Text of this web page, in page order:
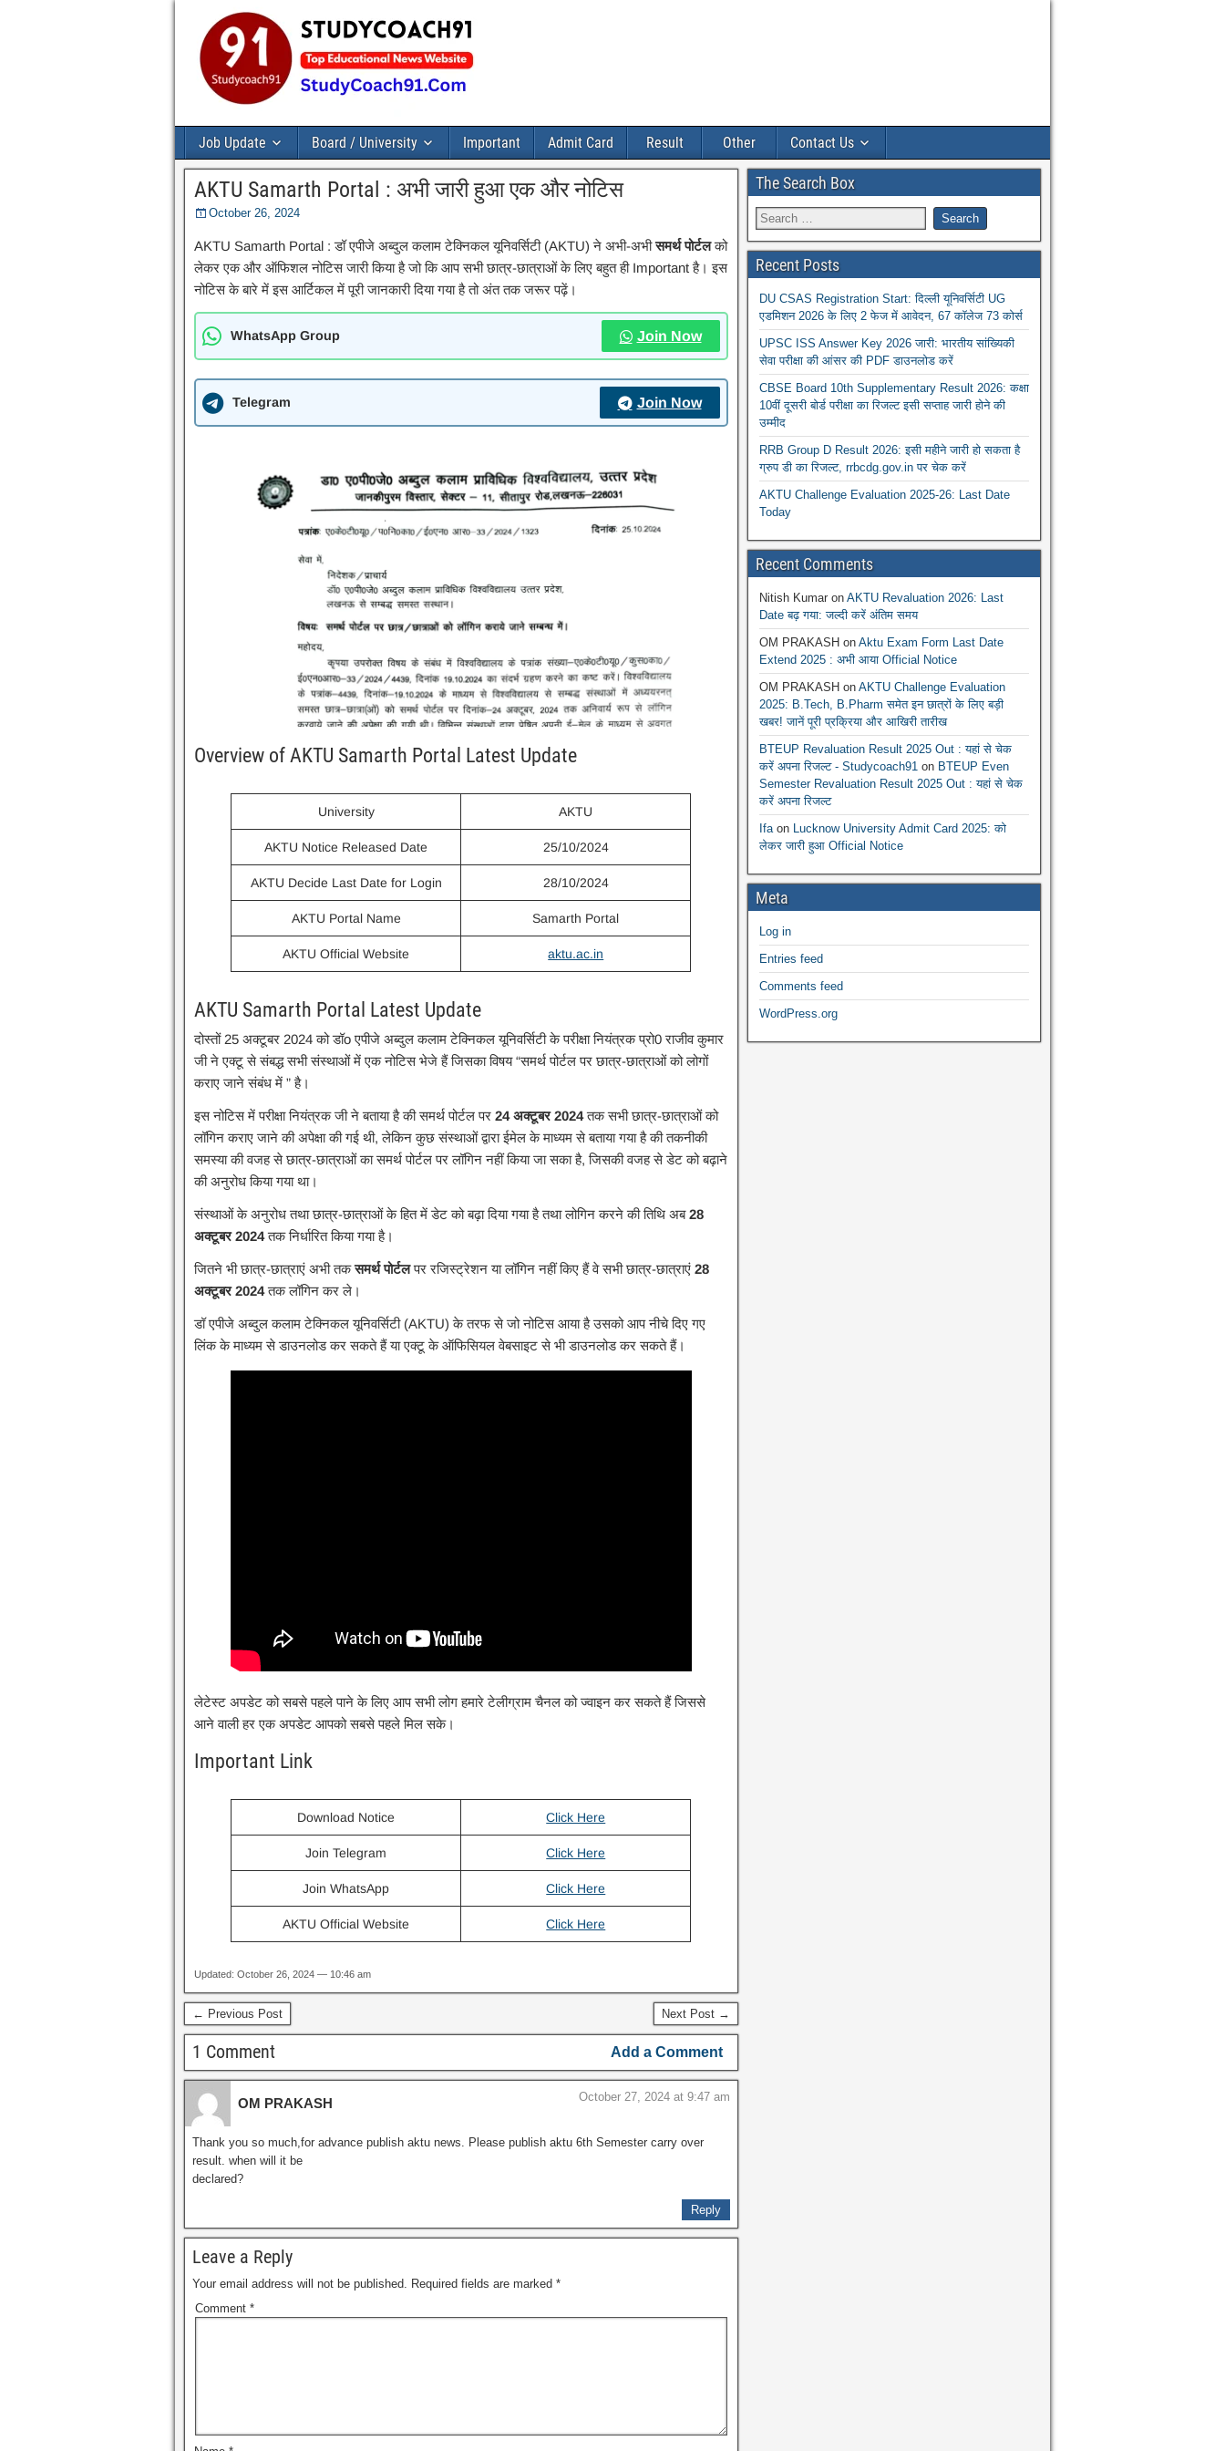
Job Update Board / University Important Admit Card Result Other Contact Us
AKTU Samarth Portal : अभी जारी हुआ एक और नोटिस
October 26, 2024
AKTU Samarth Portal : डॉ एपीजे अब्दुल कलाम टेक्निकल यूनिवर्सिटी (AKTU) ने अभी-अभीसमर्थ पोर्टलको
लेकर एक और ऑफिशल नोटिस जारी किया है जो कि आप सभी छात्र-छात्राओं के लिए बहुत ही Important है। इस
नोटिस के बारे में इस आर्टिकल में पूरी जानकारी दिया गया है तो अंत तक जरूर पढ़ें।
WhatsApp Group Join Now
Telegram Join Now
Overview of AKTU Samarth Portal Latest Update
University AKTU
AKTU Notice Released Date 25/10/2024
AKTU Decide Last Date for Login 28/10/2024
AKTU Portal Name Samarth Portal
AKTU Official Website aktu.ac.in
AKTU Samarth Portal Latest Update
दोस्तों 25 अक्टूबर 2024 को डॉo एपीजे अब्दुल कलाम टेक्निकल यूनिवर्सिटी के परीक्षा नियंत्रक प्रो0 राजीव कुमार
जी ने एक्टू से संबद्ध सभी संस्थाओं में एक नोटिस भेजे हैं जिसका विषय “समर्थ पोर्टल पर छात्र-छात्राओं को लोगों
कराए जाने संबंध में ” है।
इस नोटिस में परीक्षा नियंत्रक जी ने बताया है की समर्थ पोर्टल पर 24 अक्टूबर 2024तक सभी छात्र-छात्राओं को
लॉगिन कराए जाने की अपेक्षा की गई थी, लेकिन कुछ संस्थाओं द्वारा ईमेल के माध्यम से बताया गया है की तकनीकी
समस्या की वजह से छात्र-छात्राओं का समर्थ पोर्टल पर लॉगिन नहीं किया जा सका है, जिसकी वजह से डेट को बढ़ाने
की अनुरोध किया गया था।
संस्थाओं के अनुरोध तथा छात्र-छात्राओं के हित में डेट को बढ़ा दिया गया है तथा लोगिन करने की तिथि अब28
अक्टूबर 2024तक निर्धारित किया गया है।
जितने भी छात्र-छात्राएं अभी तकसमर्थ पोर्टलपर रजिस्ट्रेशन या लॉगिन नहीं किए हैं वे सभी छात्र-छात्राएं 28
अक्टूबर 2024तक लॉगिन कर ले।
डॉ एपीजे अब्दुल कलाम टेक्निकल यूनिवर्सिटी (AKTU) के तरफ से जो नोटिस आया है उसको आप नीचे दिए गए
लिंक के माध्यम से डाउनलोड कर सकते हैं या एक्टू के ऑफिसियल वेबसाइट से भी डाउनलोड कर सकते हैं।
लेटेस्ट अपडेट को सबसे पहले पाने के लिए आप सभी लोग हमारे टेलीग्राम चैनल को ज्वाइन कर सकते हैं जिससे
आने वाली हर एक अपडेट आपको सबसे पहले मिल सके।
Important Link
Download Notice Click Here
Join Telegram Click Here
Join WhatsApp Click Here
AKTU Official Website Click Here
Updated: October 26, 2024 — 10:46 am
← Previous Post Next Post →
1 Comment Add a Comment
OM PRAKASH October 27, 2024 at 9:47 am
Thank you so much,for advance publish aktu news. Please publish aktu 6th Semester carry over
result. when will it be
declared?
Reply
Leave a Reply
Your email address will not be published. Required fields are marked *
Comment *
The Search Box
Recent Posts
DU CSAS Registration Start: दिल्ली यूनिवर्सिटी UG
एडमिशन 2026 के लिए 2 फेज में आवेदन, 67 कॉलेज 73 कोर्स
UPSC ISS Answer Key 2026 जारी: भारतीय सांख्यिकी
सेवा परीक्षा की आंसर की PDF डाउनलोड करें
CBSE Board 10th Supplementary Result 2026: कक्षा
10वीं दूसरी बोर्ड परीक्षा का रिजल्ट इसी सप्ताह जारी होने की
उम्मीद
RRB Group D Result 2026: इसी महीने जारी हो सकता है
ग्रुप डी का रिजल्ट, rrbcdg.gov.in पर चेक करें
AKTU Challenge Evaluation 2025-26: Last Date
Today
Recent Comments
Nitish Kumaron AKTU Revaluation 2026: Last
Date बढ़ गया: जल्दी करें अंतिम समय
OM PRAKASH on Aktu Exam Form Last Date
Extend 2025 : अभी आया Official Notice
OM PRAKASH on AKTU Challenge Evaluation
2025: B.Tech, B.Pharm समेत इन छात्रों के लिए बड़ी
खबर! जानें पूरी प्रक्रिया और आखिरी तारीख
BTEUP Revaluation Result 2025 Out : यहां से चेक
करें अपना रिजल्ट - Studycoach91on BTEUP Even
Semester Revaluation Result 2025 Out : यहां से चेक
करें अपना रिजल्ट
Ifaon Lucknow University Admit Card 2025: को
लेकर जारी हुआ Official Notice
Meta
Log in
Entries feed
Comments feed
WordPress.org